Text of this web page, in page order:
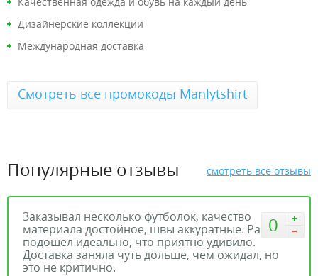
Дизайнерские коллекции
Международная доставка
Смотреть все промокоды Manlytshirt
Популярные отзывы смотреть все отзывы
0
Заказывал несколько футболок, качество
материала достойное, швы аккуратные. Размер
подошел идеально, что приятно удивило.
Доставка заняла чуть дольше, чем ожидал, но
это не критично.